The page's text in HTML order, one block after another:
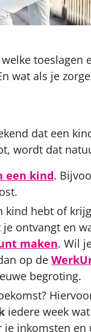
toeslagen
wat als je
dat een
wordt dat
een kind.
kind hebt of
ontvangt en
maken. Wil
op de
begroting.
iedere week
je inkomsten en